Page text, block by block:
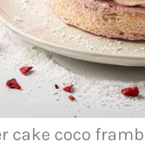
cake coco